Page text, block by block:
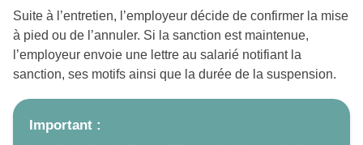
Suite à l’entretien, l’employeur décide de confirmer la mise
à pied ou de l’annuler. Si la sanction est maintenue,
l’employeur envoie une lettre au salarié notifiant la
sanction, ses motifs ainsi que la durée de la suspension.
Important :